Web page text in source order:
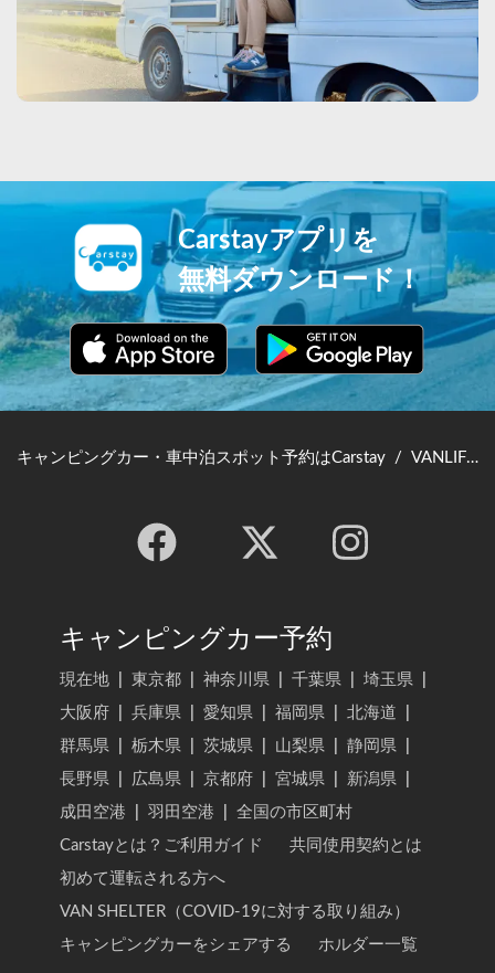
Carstayアプリを
無料ダウンロード！
キャンピングカー・車中泊スポット予約はCarstay / VANLIFE JAPAN TOP
キャンピングカー予約
現在地 東京都 神奈川県 千葉県 埼玉県
大阪府
兵庫県 愛知県 福岡県 北海道
群馬県
栃木県 茨城県 山梨県 静岡県
長野県
広島県 京都府 宮城県 新潟県
成田空港
羽田空港
全国の市区町村
Carstayとは？ご利用ガイド
共同使用契約とは
初めて運転される方へ
VAN SHELTER（COVID-19に対する取り組み）
キャンピングカーをシェアする
ホルダー一覧